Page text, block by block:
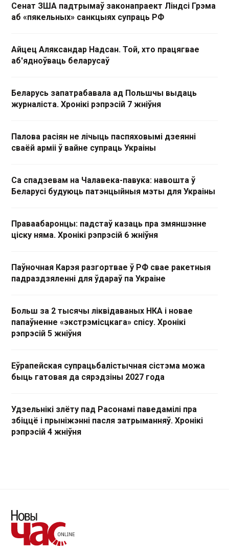
Сенат ЗША падтрымаў законапраект Ліндсі Грэма
аб «пякельных» санкцыях супраць РФ
Айцец Аляксандар Надсан. Той, хто працягвае
аб'ядноўваць беларусаў
Беларусь запатрабавала ад Польшчы выдаць
журналіста. Хронікі рэпрэсій 7 жніўня
Палова расіян не лічыць паспяховымі дзеянні
сваёй арміі ў вайне супраць Украіны
Са спадзевам на Чалавека-павука: навошта ў
Беларусі будуюць патэнцыйныя мэты для Украіны
Праваабаронцы: падстаў казаць пра змяншэнне
ціску няма. Хронікі рэпрэсій 6 жніўня
Паўночная Карэя разгортвае ў РФ свае ракетныя
падраздзяленні для ўдараў па Украіне
Больш за 2 тысячы ліквідаваных НКА і новае
папаўненне «экстрэмісцкага» спісу. Хронікі
рэпрэсій 5 жніўня
Еўрапейская супрацьбалістычная сістэма можа
быць гатовая да сярэдзіны 2027 года
Удзельнікі злёту пад Расонамі паведамілі пра
збіццё і прыніжэнні пасля затрыманняў. Хронікі
рэпрэсій 4 жніўня